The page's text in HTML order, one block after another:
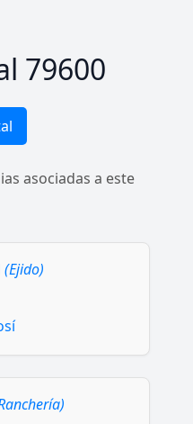
79600
asociadas a este
(Ejido)